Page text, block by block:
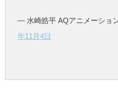
— 水崎皓平 AQアニメーショ
年11月4日